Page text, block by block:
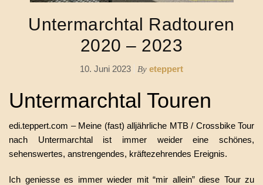
Untermarchtal Radtouren
2020 – 2023
10. Juni 2023 By eteppert
Untermarchtal Touren
edi.teppert.com – Meine (fast) alljährliche MTB / Crossbike Tour
nach Untermarchtal ist immer weider eine schönes,
sehenswertes, anstrengendes, kräftezehrendes Ereignis.
Ich geniesse es immer wieder mit “mir allein” diese Tour zu